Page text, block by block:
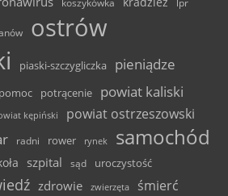
koszykówka lpr
ostrów
piaski-szczygliczka pieniądze
pomoc potrącenie powiat kaliski
kępiński powiat ostrzeszowski
radni rower rynek samochód
szpital sąd uroczystość
zdrowie zwierzęta śmierć